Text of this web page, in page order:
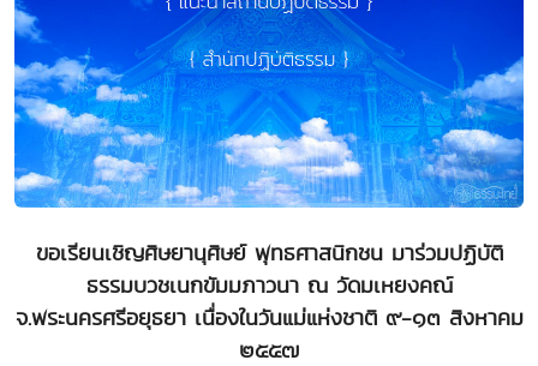
ขอเรียนเชิญศิษยานุศิษย์ พุทธศาสนิกชน มาร่วมปฏิบัติ
ธรรมบวชเนกขัมมภาวนา ณ วัดมเหยงคณ์
จ.พระนครศรีอยุธยา เนื่องในวันแม่แห่งชาติ ๙-๑๓ สิงหาคม
๒๕๕๗